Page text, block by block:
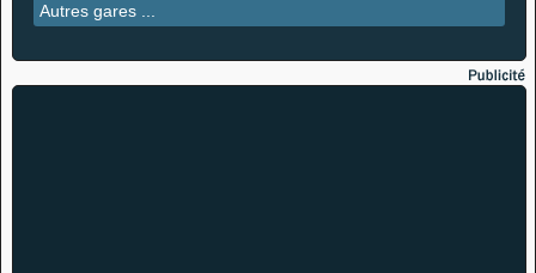
Autres gares ...